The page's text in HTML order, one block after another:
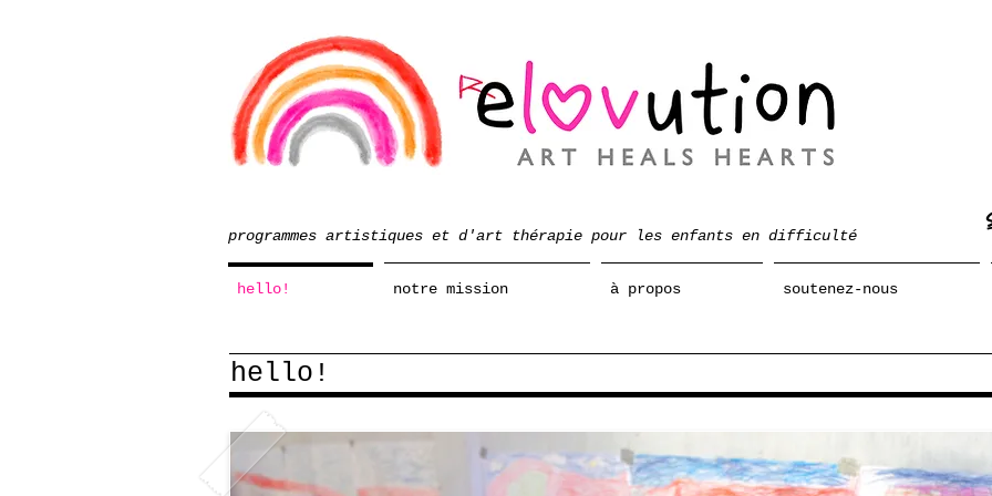
programmes artistiques et d'art thérapie pour les enfants en difficulté
hello! notre mission à propos soutenez-nous
hello!